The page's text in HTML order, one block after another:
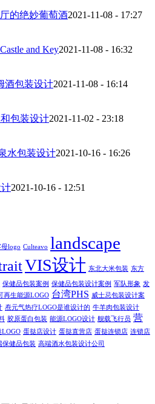
的绝妙葡萄酒2021-11-08 - 17:27
and Key2021-11-08 - 16:32
酒包装设计2021-11-08 - 16:14
包装设计2021-11-02 - 23:18
水包装设计2021-10-16 - 16:26
2021-10-16 - 12:51
母logo Culteavo landscape
VIS设计 东北大米包装 东方
保健品包装案例 保健品包装设计案例 军队形象 发
再生能源LOGO 台湾PHS 威士忌包装设计案
焘元气热疗LOGO是谁设计的 牛羊肉包装设计
胶原蛋白包装 能源LOGO设计 舰载飞行员 营
LOGO 蛋挞店设计 蛋挞直营店 蛋挞连锁店 连锁店
保健品包装 高端酒水包装设计公司